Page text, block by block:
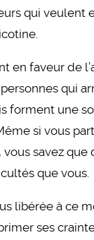
qui veulent
en faveur de
qui
forment une
si vous
vous savez que
que vous.
libérée à ce
ses